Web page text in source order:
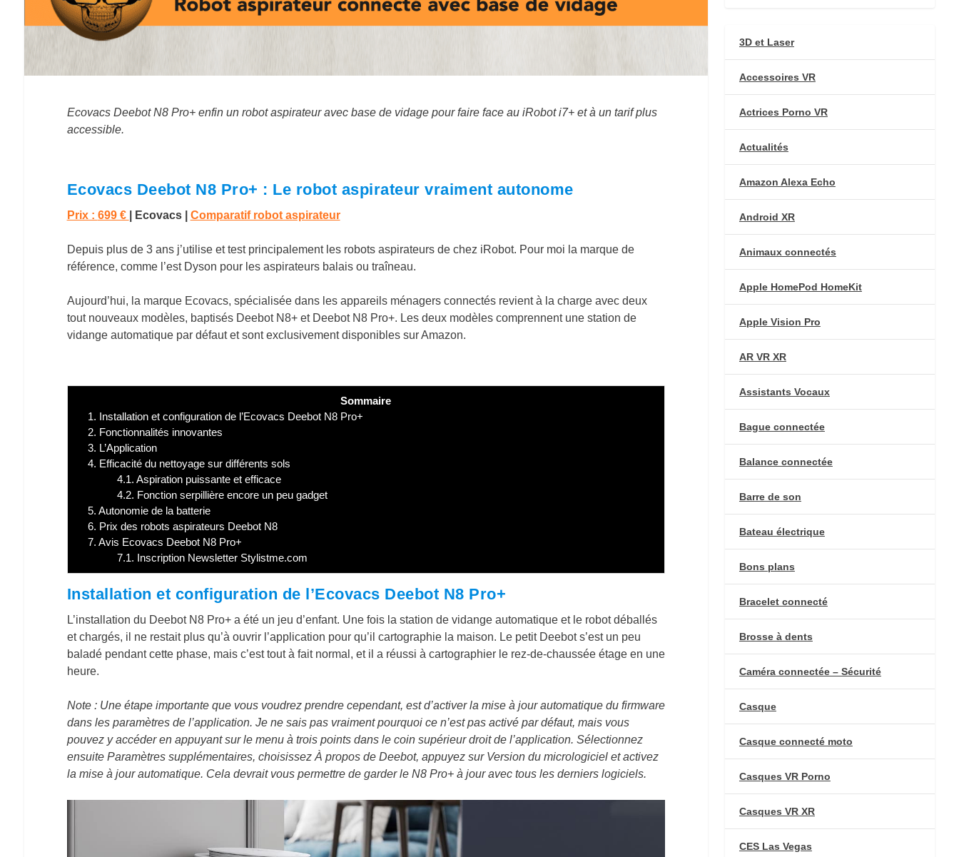
Ecovacs Deebot N8 Pro+ enfin un robot aspirateur avec base de vidage pour faire face au iRobot i7+ et à un tarif plus
accessible.
Ecovacs Deebot N8 Pro+ : Le robot aspirateur vraiment autonome
Prix : 699 € | Ecovacs Comparatif robot aspirateur
Depuis plus de 3 ans j’utilise et test principalement les robots aspirateurs de chez iRobot. Pour moi la marque de
référence, comme l’est Dyson pour les aspirateurs balais ou traîneau.
Aujourd’hui, la marque Ecovacs, spécialisée dans les appareils ménagers connectés revient à la charge avec deux
tout nouveaux modèles, baptisés Deebot N8+ et Deebot N8 Pro+. Les deux modèles comprennent une station de
vidange automatique par défaut et sont exclusivement disponibles sur Amazon.
Sommaire
1. Installation et configuration de l’Ecovacs Deebot N8 Pro+
2. Fonctionnalités innovantes
3. L’Application
4. Efficacité du nettoyage sur différents sols
4.1. Aspiration puissante et efficace
4.2. Fonction serpillière encore un peu gadget
5. Autonomie de la batterie
6. Prix des robots aspirateurs Deebot N8
7. Avis Ecovacs Deebot N8 Pro+
7.1. Inscription Newsletter Stylistme.com
Installation et configuration de l’Ecovacs Deebot N8 Pro+
L’installation du Deebot N8 Pro+ a été un jeu d’enfant. Une fois la station de vidange automatique et le robot déballés
et chargés, il ne restait plus qu’à ouvrir l’application pour qu’il cartographie la maison. Le petit Deebot s’est un peu
baladé pendant cette phase, mais c’est tout à fait normal, et il a réussi à cartographier le rez-de-chaussée étage en une
heure.
Note : Une étape importante que vous voudrez prendre cependant, est d’activer la mise à jour automatique du firmware
dans les paramètres de l’application. Je ne sais pas vraiment pourquoi ce n’est pas activé par défaut, mais vous
pouvez y accéder en appuyant sur le menu à trois points dans le coin supérieur droit de l’application. Sélectionnez
ensuite Paramètres supplémentaires, choisissez À propos de Deebot, appuyez sur Version du micrologiciel et activez
la mise à jour automatique. Cela devrait vous permettre de garder le N8 Pro+ à jour avec tous les derniers logiciels.
3D et Laser
Accessoires VR
Actrices Porno VR
Actualités
Amazon Alexa Echo
Android XR
Animaux connectés
Apple HomePod HomeKit
Apple Vision Pro
AR VR XR
Assistants Vocaux
Bague connectée
Balance connectée
Barre de son
Bateau électrique
Bons plans
Bracelet connecté
Brosse à dents
Caméra connectée – Sécurité
Casque
Casque connecté moto
Casques VR Porno
Casques VR XR
CES Las Vegas